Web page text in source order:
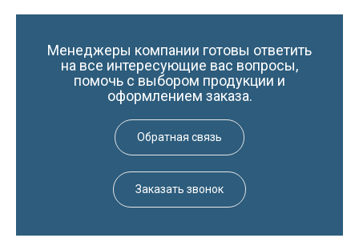
Менеджеры компании готовы ответить
на все интересующие вас вопросы,
помочь с выбором продукции и
оформлением заказа.
Обратная связь
Заказать звонок